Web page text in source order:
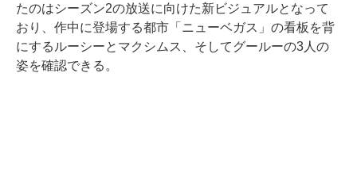
たのはシーズン2の放送に向けた新ビジュアルとなって
おり、作中に登場する都市「ニューベガス」の看板を背
にするルーシーとマクシムス、そしてグールーの3人の
姿を確認できる。